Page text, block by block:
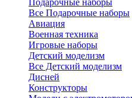
Подарочные наборы
Все Подарочные наборы
Авиация
Военная техника
Игровые наборы
Детский моделизм
Все Детский моделизм
Дисней
Конструкторы